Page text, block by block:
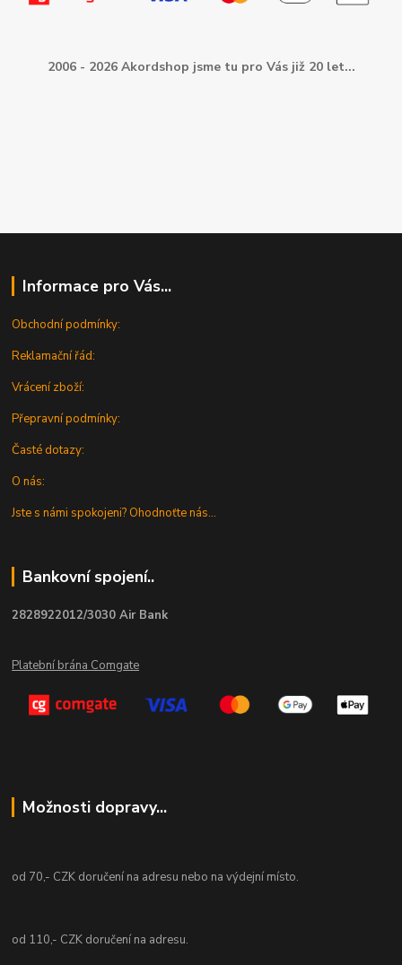
2006 - 2026 Akordshop jsme tu pro Vás již 20 let...
Informace pro Vás...
Obchodní podmínky:
Reklamační řád:
Vrácení zboží:
Přepravní podmínky:
Časté dotazy:
O nás:
Jste s námi spokojeni? Ohodnoťte nás...
Bankovní spojení..
2828922012/3030 Air Bank
Platební brána Comgate
Možnosti dopravy...
od 70,- CZK doručení na adresu nebo na výdejní místo.
od 110,- CZK doručení na adresu.